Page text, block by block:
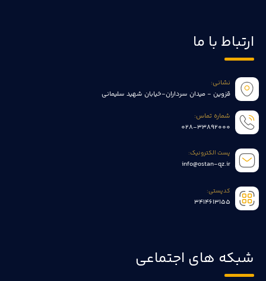
ارتباط با ما
نشانی:
قزوین - میدان سرداران-خیابان شهید سلیمانی
شماره تماس:
028-33892000
پست الکترونیک:
info@ostan-qz.ir
کدپستی:
3414613155
شبکه های اجتماعی